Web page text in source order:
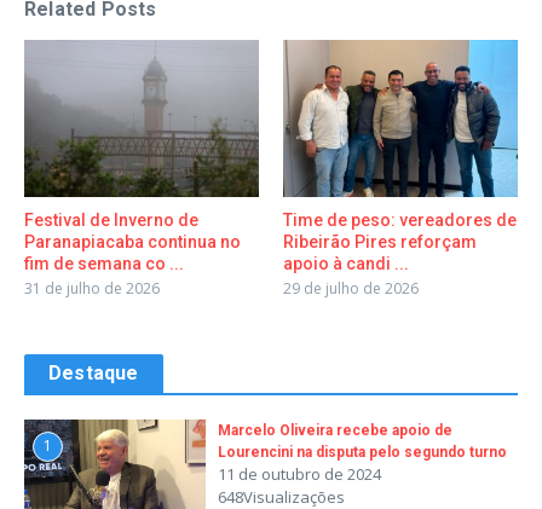
Related Posts
Festival de Inverno de
Paranapiacaba continua no
fim de semana co ...
31 de julho de 2026
Time de peso: vereadores de
Ribeirão Pires reforçam
apoio à candi ...
29 de julho de 2026
Destaque
1
Marcelo Oliveira recebe apoio de
Lourencini na disputa pelo segundo turno
11 de outubro de 2024
648Visualizações